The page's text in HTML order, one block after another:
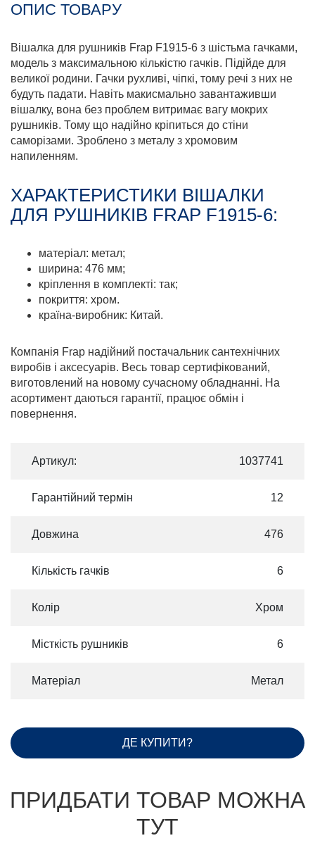
ОПИС ТОВАРУ
Вішалка для рушників Frap F1915-6 з шістьма гачками,
модель з максимальною кількістю гачків. Підійде для
великої родини. Гачки рухливі, чіпкі, тому речі з них не
будуть падати. Навіть макисмально завантаживши
вішалку, вона без проблем витримає вагу мокрих
рушників. Тому що надійно кріпиться до стіни
саморізами. Зроблено з металу з хромовим
напиленням.
ХАРАКТЕРИСТИКИ ВІШАЛКИ
ДЛЯ РУШНИКІВ FRAP F1915-6:
матеріал: метал;
ширина: 476 мм;
кріплення в комплекті: так;
покриття: хром.
країна-виробник: Китай.
Компанія Frap надійний постачальник сантехнічних
виробів і аксесуарів. Весь товар сертифікований,
виготовлений на новому сучасному обладнанні. На
асортимент даються гарантії, працює обмін і
повернення.
Артикул: 1037741
Гарантійний термін 12
Довжина 476
Кількість гачків 6
Колір Хром
Місткість рушників 6
Матеріал Метал
ДЕ КУПИТИ?
ПРИДБАТИ ТОВАР МОЖНА
ТУТ